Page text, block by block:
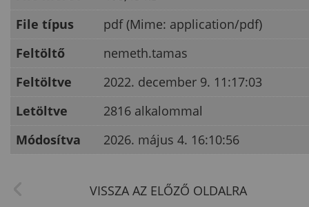
File típus
pdf (Mime: application/pdf)
Feltöltő
nemeth.tamas
Feltöltve
2022. december 9. 11:17:03
Letöltve
2816 alkalommal
Módosítva
2026. május 4. 16:10:56